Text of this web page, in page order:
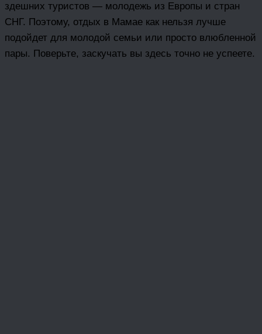
здешних туристов — молодежь из Европы и стран
СНГ. Поэтому, отдых в Мамае как нельзя лучше
подойдет для молодой семьи или просто влюбленной
пары. Поверьте, заскучать вы здесь точно не успеете.